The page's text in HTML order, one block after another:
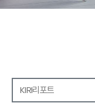
KIRI리포트